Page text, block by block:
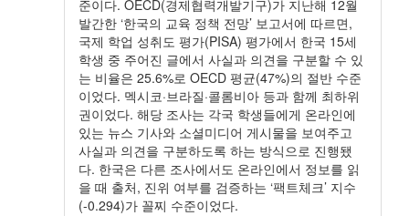
준이다. OECD(경제협력개발기구)가 지난해 12월
발간한 ‘한국의 교육 정책 전망’ 보고서에 따르면,
국제 학업 성취도 평가(PISA) 평가에서 한국 15세
학생 중 주어진 글에서 사실과 의견을 구분할 수 있
는 비율은 25.6%로 OECD 평균(47%)의 절반 수준
이었다. 멕시코·브라질·콜롬비아 등과 함께 최하위
권이었다. 해당 조사는 각국 학생들에게 온라인에
있는 뉴스 기사와 소셜미디어 게시물을 보여주고
사실과 의견을 구분하도록 하는 방식으로 진행됐
다. 한국은 다른 조사에서도 온라인에서 정보를 읽
을 때 출처, 진위 여부를 검증하는 ‘팩트체크’ 지수
(-0.294)가 꼴찌 수준이었다.